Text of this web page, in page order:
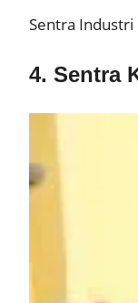
Sentra Industri
4. Sentra